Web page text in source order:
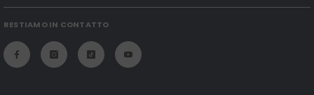
RESTIAMO IN CONTATTO